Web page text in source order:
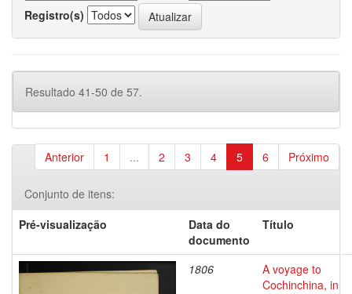
Registro(s)
Resultado 41-50 de 57.
Anterior 1 ... 2 3 4 5 6 Próximo
Conjunto de itens:
Pré-visualização
Data do
documento
Título
1806
A voyage to
Cochinchina, in